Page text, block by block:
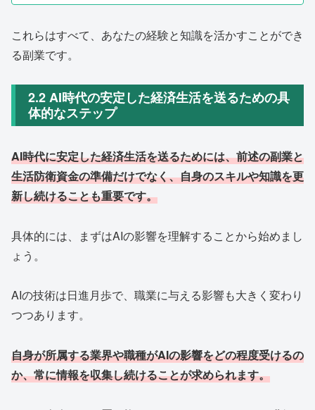
これらはすべて、あなたの経験と知識を活かすことができ
る副業です。
2.2 AI時代の安定した経済生活を送るための具
体的なステップ
AI時代に安定した経済生活を送るためには、前述の副業と
生活防衛資金の準備だけでなく、自身のスキルや知識を更
新し続けることも重要です。
具体的には、まずはAIの影響を理解することから始めまし
ょう。
AIの技術は日進月歩で、職業に与える影響も大きく変わり
つつあります。
自身が所属する業界や職種がAIの影響をどの程度受けるの
か、常に情報を収集し続けることが求められます。